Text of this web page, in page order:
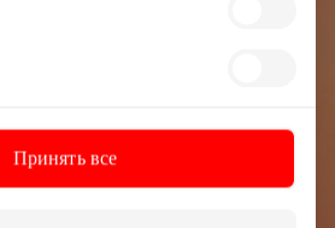
Принять все
свежей информации от